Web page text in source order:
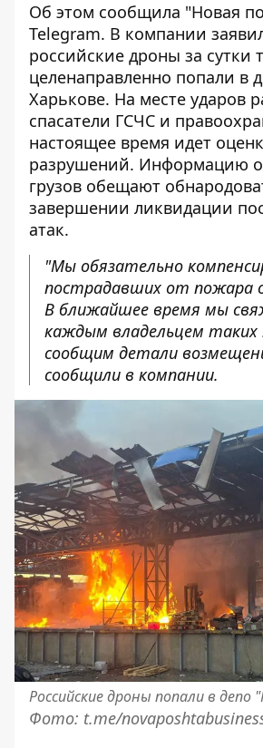
Об этом сообщила "Новая
Telegram. В компании
российские дроны за сутки
целенаправленно попали в
Харькове. На месте ударов
спасатели ГСЧС и
настоящее время идет
разрушений. Информацию о
грузов обещают
завершении ликвидации
атак.
"Мы обязательно
пострадавших от пожара
В ближайшее время мы
каждым владельцем таких
сообщим детали
сообщили в компании.
Российские дроны попали в
Фото: t.me/